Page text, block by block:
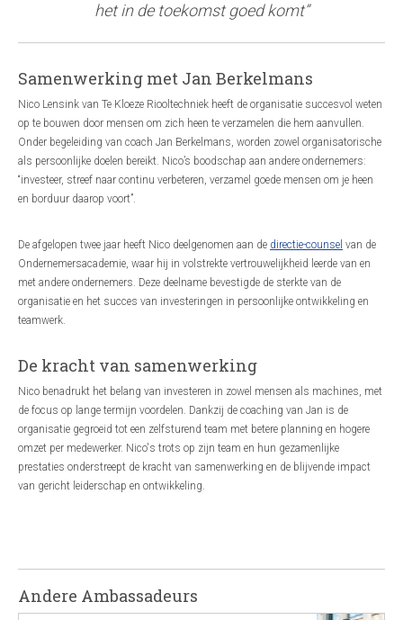
het in de toekomst goed komt”
Samenwerking met Jan Berkelmans
Nico Lensink van Te Kloeze Riooltechniek heeft de organisatie succesvol weten
op te bouwen door mensen om zich heen te verzamelen die hem aanvullen.
Onder begeleiding van coach Jan Berkelmans, worden zowel organisatorische
als persoonlijke doelen bereikt. Nico’s boodschap aan andere ondernemers:
“investeer, streef naar continu verbeteren, verzamel goede mensen om je heen
en borduur daarop voort”.
De afgelopen twee jaar heeft Nico deelgenomen aan de directie-counsel van de
Ondernemersacademie, waar hij in volstrekte vertrouwelijkheid leerde van en
met andere ondernemers. Deze deelname bevestigde de sterkte van de
organisatie en het succes van investeringen in persoonlijke ontwikkeling en
teamwerk.
De kracht van samenwerking
Nico benadrukt het belang van investeren in zowel mensen als machines, met
de focus op lange termijn voordelen. Dankzij de coaching van Jan is de
organisatie gegroeid tot een zelfsturend team met betere planning en hogere
omzet per medewerker. Nico's trots op zijn team en hun gezamenlijke
prestaties onderstreept de kracht van samenwerking en de blijvende impact
van gericht leiderschap en ontwikkeling.
Andere Ambassadeurs